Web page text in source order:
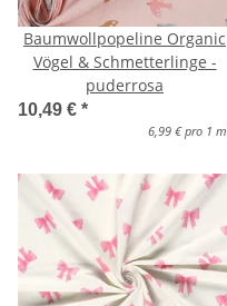
Baumwollpopeline Organic
Vögel & Schmetterlinge -
puderrosa
10,49 € *
6,99 € pro 1 m